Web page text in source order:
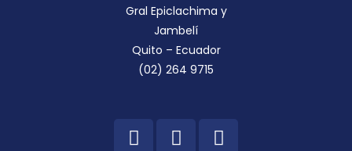
Gral Epiclachima y
Jambelí
Quito – Ecuador
(02) 264 9715